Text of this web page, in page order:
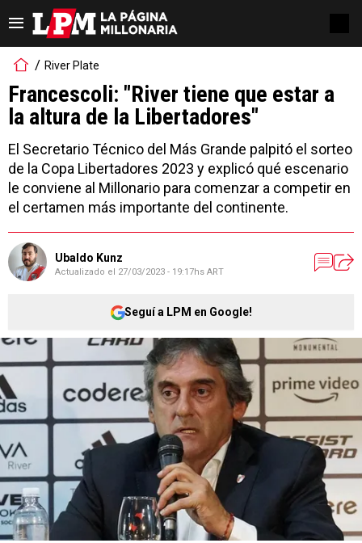
River Plate
Francescoli: "River tiene que estar a
la altura de la Libertadores"
El Secretario Técnico del Más Grande palpitó el sorteo
de la Copa Libertadores 2023 y explicó qué escenario
le conviene al Millonario para comenzar a competir en
el certamen más importante del continente.
Ubaldo Kunz
Actualizado el 27/03/2023 - 19:17hs ART
Seguí a LPM en Google!